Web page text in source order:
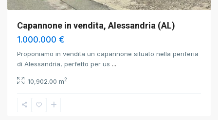
Capannone in vendita, Alessandria (AL)
1.000.000 €
Proponiamo in vendita un capannone situato nella periferia
di Alessandria, perfetto per us ...
10,902.00 m2